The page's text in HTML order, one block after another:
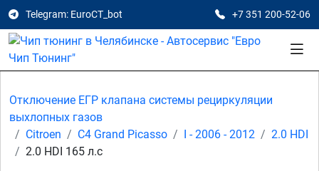
Telegram: EuroCT_bot +7 351 200-52-06
Отключение ЕГР клапана системы рециркуляции
выхлопных газов
Citroen
C4 Grand Picasso I - 2006 - 2012
2.0 HDI
2.0 HDI 165 л.с